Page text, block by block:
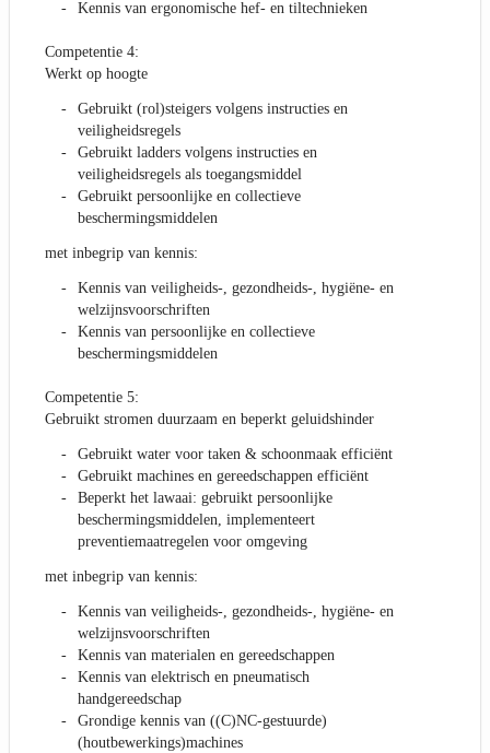
Kennis van ergonomische hef- en tiltechnieken
Competentie 4:
Werkt op hoogte
Gebruikt (rol)steigers volgens instructies en
veiligheidsregels
Gebruikt ladders volgens instructies en
veiligheidsregels als toegangsmiddel
Gebruikt persoonlijke en collectieve
beschermingsmiddelen
met inbegrip van kennis:
Kennis van veiligheids-, gezondheids-, hygiëne- en
welzijnsvoorschriften
Kennis van persoonlijke en collectieve
beschermingsmiddelen
Competentie 5:
Gebruikt stromen duurzaam en beperkt geluidshinder
Gebruikt water voor taken & schoonmaak efficiënt
Gebruikt machines en gereedschappen efficiënt
Beperkt het lawaai: gebruikt persoonlijke
beschermingsmiddelen, implementeert
preventiemaatregelen voor omgeving
met inbegrip van kennis:
Kennis van veiligheids-, gezondheids-, hygiëne- en
welzijnsvoorschriften
Kennis van materialen en gereedschappen
Kennis van elektrisch en pneumatisch
handgereedschap
Grondige kennis van ((C)NC-gestuurde)
(houtbewerkings)machines